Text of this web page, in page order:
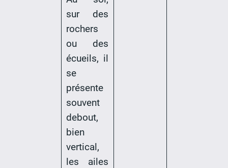
sur des
rochers
ou des
écueils, il
se
présente
souvent
debout,
bien
vertical,
les ailes